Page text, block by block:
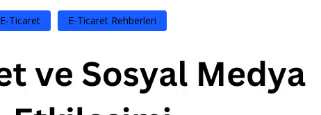
E-Ticaret E-Ticaret Rehberleri